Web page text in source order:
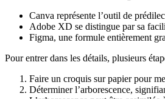
Canva représente l’outil de
Adobe XD se distingue par sa
Figma, une formule entièrement
Pour entrer dans les détails, plusieurs
Faire un croquis sur papier pour
Déterminer l’arborescence,